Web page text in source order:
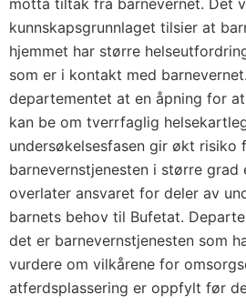
motta tiltak fra barnevernet. Det
kunnskapsgrunnlaget tilsier at
hjemmet har større
som er i kontakt med
departementet at en åpning for
kan be om tverrfaglig
undersøkelsesfasen gir økt risiko
barnevernstjenesten i større grad
overlater ansvaret for deler av
barnets behov til Bufetat.
det er barnevernstjenesten som
vurdere om vilkårene for
atferdsplassering er oppfylt før